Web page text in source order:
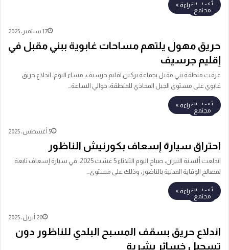
أكمل القراءة »
مجتمع
17 سبتمبر، 2025
حريق مهول يلتهم مساحات غابوية ببني مقبل في
إقليم جرسيف
عرفت منطقة بني مقبل بجماعة بركين اقليم جرسيف، مساء اليوم، اندلاع حريق
غابوي على مستوى الجبل المحاذي للمنطقة، حوالي الساعة…
أكمل القراءة »
مجتمع
5 أغسطس، 2025
احتراق سيارة إسعاف بكورنيش الناظور
اندلعت ألسنة النيران، صباح اليوم الثلاثاء 5 غشت 2025، في سيارة إسعاف تابعة
لمصالح الوقاية المدنية بالناظور، وذلك على مستوى…
أكمل القراءة »
مجتمع
20 أبريل، 2025
اندلاع حريق بسقف المسبح البلدي للناظور دون
تسجيل خسائر بشرية